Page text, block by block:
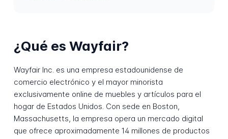
¿Qué es Wayfair?
Wayfair Inc. es una empresa estadounidense de
comercio electrónico y el mayor minorista
exclusivamente online de muebles y artículos para el
hogar de Estados Unidos. Con sede en Boston,
Massachusetts, la empresa opera un mercado digital
que ofrece aproximadamente 14 millones de productos